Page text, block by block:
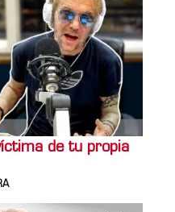
de tu propia